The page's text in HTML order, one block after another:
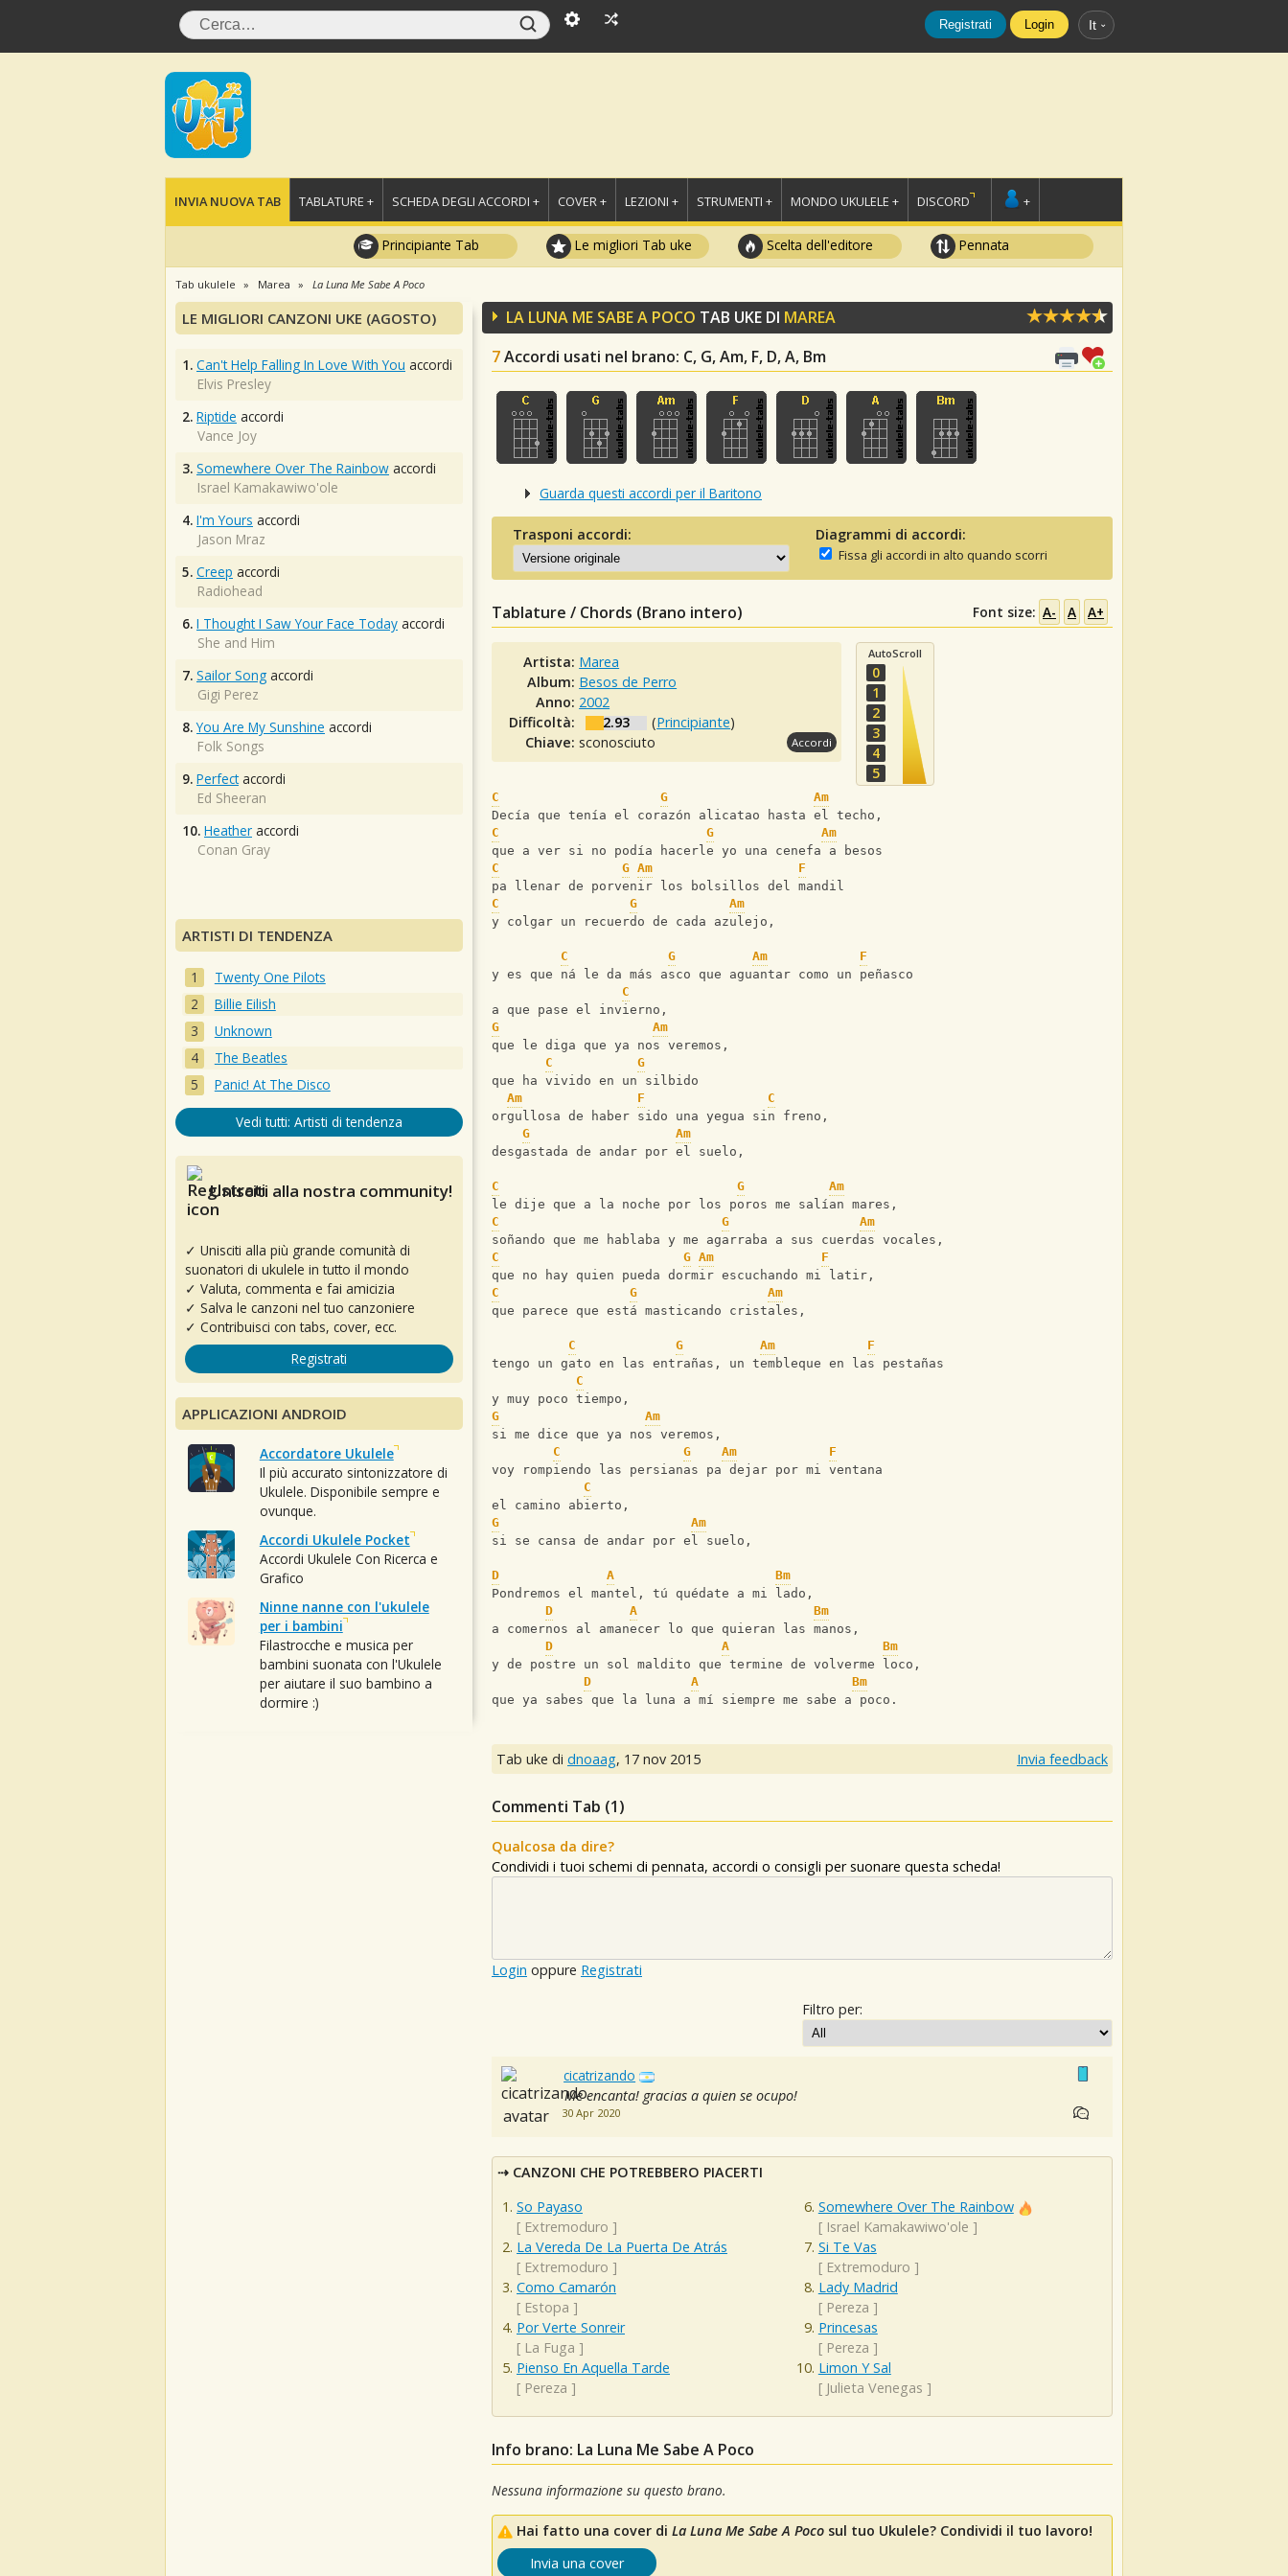
Registrati Login It
INVIA NUOVA TAB TABLATURE + SCHEDA DEGLI ACCORDI + COVER + LEZIONI + STRUMENTI + MONDO UKULELE + DISCORD +
Principiante Tab Le migliori Tab uke Scelta dell'editore Pennata
Tab ukulele Marea La Luna Me Sabe A Poco
LA LUNA ME SABE A POCO TAB UKE DI MAREA
7Accordi usati nel brano: C, G, Am, F, D, A, Bm
Guarda questi accordi per il Baritono
Trasponi accordi: Diagrammi di accordi:
Fissa gli accordi in alto quando scorri
Tablature / Chords (Brano intero) Font size: A- A A+
Artista: Marea
Album: Besos de Perro
Anno: 2002
Difficoltà:
2.93 (Principiante)
Chiave:sconosciuto Accordi
AutoScroll
0
1
2
3
4
5
C G
Am
Decía que tenía el corazón alicatao hasta el techo,
C
G
Am
que a ver si no podía hacerle yo una cenefa a besos
C
G Am
F
pa llenar de porvenir los bolsillos del mandil
C
G
Am
y colgar un recuerdo de cada azulejo,
C G Am
F
y es que ná le da más asco que aguantar como un peñasco
C
a que pase el invierno,
G
Am
que le diga que ya nos veremos,
C
G
que ha vivido en un silbido
Am
F
C
orgullosa de haber sido una yegua sin freno,
G
Am
desgastada de andar por el suelo,
C G
Am
le dije que a la noche por los poros me salían mares,
C
G
Am
soñando que me hablaba y me agarraba a sus cuerdas vocales,
C
G Am
F
que no hay quien pueda dormir escuchando mi latir,
C
G
Am
que parece que está masticando cristales,
C G Am
F
tengo un gato en las entrañas, un tembleque en las pestañas
C
y muy poco tiempo,
G
Am
si me dice que ya nos veremos,
C
G Am
F
voy rompiendo las persianas pa dejar por mi ventana
C
el camino abierto,
G
Am
si se cansa de andar por el suelo,
D A
Bm
Pondremos el mantel, tú quédate a mi lado,
D
A
Bm
a comernos al amanecer lo que quieran las manos,
D
A
Bm
y de postre un sol maldito que termine de volverme loco,
D
A
Bm
que ya sabes que la luna a mí siempre me sabe a poco.
Tab uke di dnoaag, 17 nov 2015 Invia feedback
Commenti Tab (1)
Qualcosa da dire?
Condividi i tuoi schemi di pennata, accordi o consigli per suonare questa scheda!
Login oppure Registrati
Filtro per:
cicatrizando
Me encanta! gracias a quien se ocupo!
30 Apr 2020
CANZONI CHE POTREBBERO PIACERTI
So Payaso
[ Extremoduro ]
La Vereda De La Puerta De Atrás
[ Extremoduro ]
Como Camarón
[ Estopa ]
Por Verte Sonreir
[ La Fuga ]
Pienso En Aquella Tarde
[ Pereza ]
Somewhere Over The Rainbow
[ Israel Kamakawiwo'ole ]
Si Te Vas
[ Extremoduro ]
Lady Madrid
[ Pereza ]
Princesas
[ Pereza ]
Limon Y Sal
[ Julieta Venegas ]
Info brano: La Luna Me Sabe A Poco
Nessuna informazione su questo brano.
Hai fatto una cover di La Luna Me Sabe A Poco sul tuo Ukulele? Condividi il tuo lavoro!
Invia una cover
LE MIGLIORI CANZONI UKE (AGOSTO)
1. Can't Help Falling In Love With You accordi
Elvis Presley
2. Riptide accordi
Vance Joy
3. Somewhere Over The Rainbow accordi
Israel Kamakawiwo'ole
4. I'm Yours accordi
Jason Mraz
5. Creep accordi
Radiohead
6. I Thought I Saw Your Face Today accordi
She and Him
7. Sailor Song accordi
Gigi Perez
8. You Are My Sunshine accordi
Folk Songs
9. Perfectaccordi
Ed Sheeran
10. Heather accordi
Conan Gray
ARTISTI DI TENDENZA
Twenty One Pilots
Billie Eilish
Unknown
The Beatles
Panic! At The Disco
Vedi tutti: Artisti di tendenza
Unisciti alla nostra community!
✓ Unisciti alla più grande comunità di
suonatori di ukulele in tutto il mondo
✓ Valuta, commenta e fai amicizia
✓ Salva le canzoni nel tuo canzoniere
✓ Contribuisci con tabs, cover, ecc.
Registrati
APPLICAZIONI ANDROID
Accordatore Ukulele
Il più accurato sintonizzatore di
Ukulele. Disponibile sempre e
ovunque.
Accordi Ukulele Pocket
Accordi Ukulele Con Ricerca e
Grafico
Ninne nanne con l'ukulele
per i bambini
Filastrocche e musica per
bambini suonata con l'Ukulele
per aiutare il suo bambino a
dormire :)